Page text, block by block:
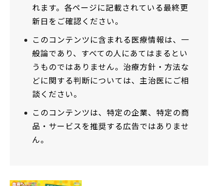
れます。各ページに記載されている最終更
新日をご確認ください。
このコンテンツに含まれる医療情報は、一
般論であり、すべての人にあてはまるとい
うものではありません。治療方針・方法な
どに関する判断については、主治医にご相
談ください。
このコンテンツは、特定の企業、特定の商
品・サービスを推奨する広告ではありませ
ん。